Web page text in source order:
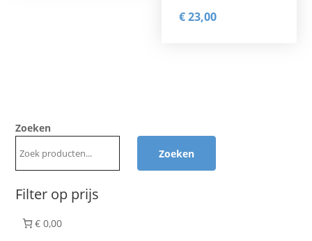
Zoeken
Zoeken
Filter op prijs
€ 0,00
€23,00